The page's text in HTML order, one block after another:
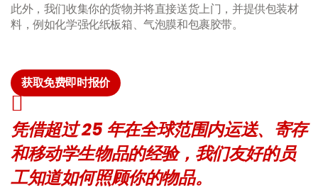
此外，我们收集你的货物并将直接送货上门，并提供包装材
料，例如化学强化纸板箱、气泡膜和包裹胶带。
获取免费即时报价
凭借超过 25 年在全球范围内运送、寄存
和移动学生物品的经验，我们友好的员
工知道如何照顾你的物品。